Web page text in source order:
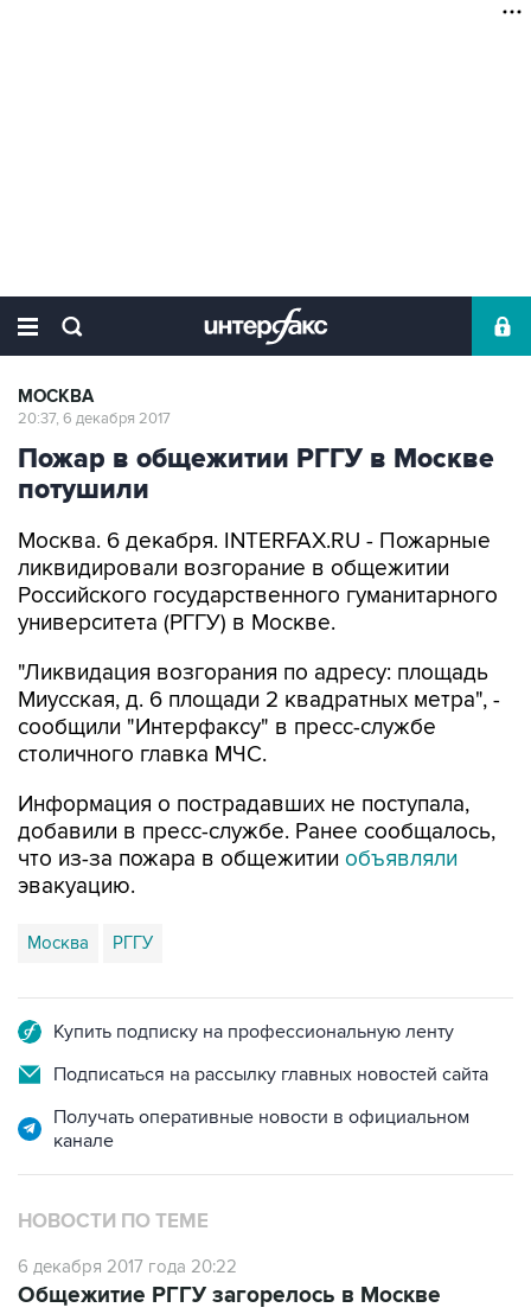
МОСКВА
20:37, 6 декабря 2017
Пожар в общежитии РГГУ в Москве
потушили
Москва. 6 декабря. INTERFAX.RU - Пожарные
ликвидировали возгорание в общежитии
Российского государственного гуманитарного
университета (РГГУ) в Москве.
"Ликвидация возгорания по адресу: площадь
Миусская, д. 6 площади 2 квадратных метра", -
сообщили "Интерфаксу" в пресс-службе
столичного главка МЧС.
Информация о пострадавших не поступала,
добавили в пресс-службе. Ранее сообщалось,
что из-за пожара в общежитии объявляли
эвакуацию.
Москва РГГУ
Купить подписку на профессиональную ленту
Подписаться на рассылку главных новостей сайта
Получать оперативные новости в официальном
канале
НОВОСТИ ПО ТЕМЕ
6 декабря 2017 года 20:22
Общежитие РГГУ загорелось в Москве